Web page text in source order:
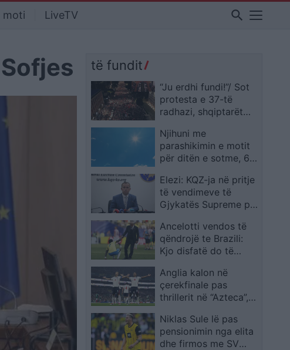
moti LiveTV search
të fundit
“Ju erdhi fundi!”/ Sot
protesta e 37-të
radhazi, shqiptarët
japë dorëheqjen
menjëherë!
Njihuni me
parashikimin e motit
për ditën e sotme, 6
Elezi: KQZ-ja në pritje
të vendimeve të
Gjykatës Supreme për
rezultateve
Ancelotti vendos të
qëndrojë te Brazili:
Kjo disfatë do të
një cikli të ri
Anglia kalon në
çerekfinale pas
thrillerit në “Azteca”,
2 dhe Bellingham
shkëlqen
Niklas Sule lë pas
pensionimin nga elita
dhe firmos me SV